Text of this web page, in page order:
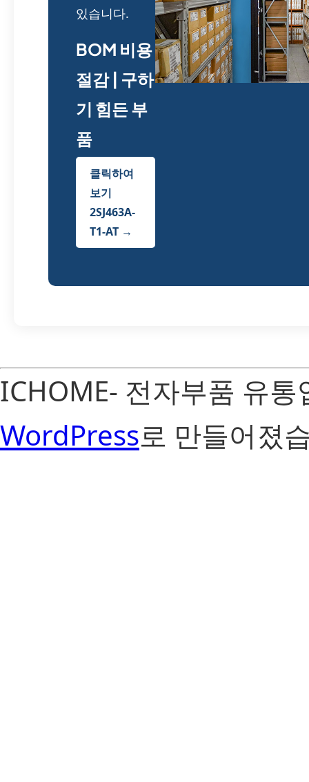
있습니다.
BOM 비용
절감 | 구하
기 힘든 부
품
클릭하여
보기
2SJ463A-
T1-AT →
ICHOME- 전자부품 유
WordPress로 만들어졌